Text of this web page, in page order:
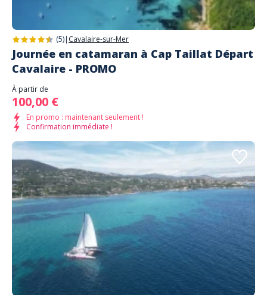
(5)| Cavalaire-sur-Mer
Journée en catamaran à Cap Taillat Départ
Cavalaire - PROMO
À partir de
100,00 €
En promo : maintenant seulement !
Confirmation immédiate !